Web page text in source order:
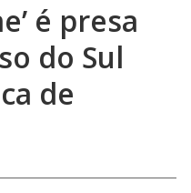
é presa
do Sul
de